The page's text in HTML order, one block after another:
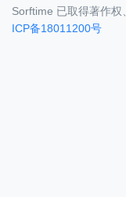
Sorftime 已取得著作
ICP备18011200号